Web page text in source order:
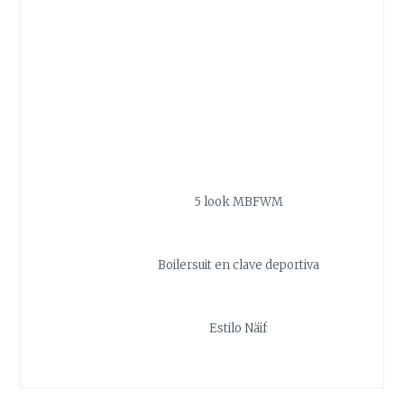
5 look MBFWM
Boilersuit en clave deportiva
Estilo Näif